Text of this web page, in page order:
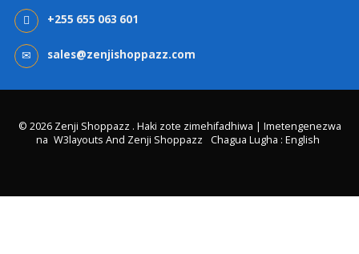
+255 655 063 601
sales@zenjishoppazz.com
© 2026 Zenji Shoppazz . Haki zote zimehifadhiwa | Imetengenezwa
na W3layouts And Zenji Shoppazz Chagua Lugha : English